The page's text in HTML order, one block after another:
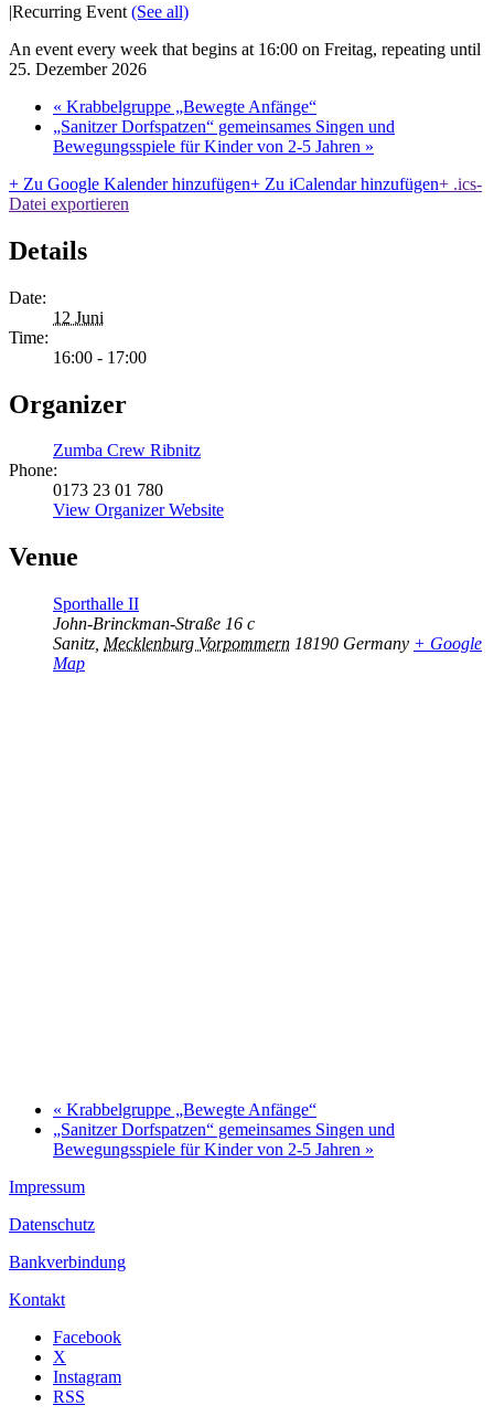
|Recurring Event (See all)
An event every week that begins at 16:00 on Freitag, repeating until
25. Dezember 2026
« Krabbelgruppe „Bewegte Anfänge“
„Sanitzer Dorfspatzen“ gemeinsames Singen und
Bewegungsspiele für Kinder von 2-5 Jahren »
+ Zu Google Kalender hinzufügen+ Zu iCalendar hinzufügen+ .ics-
Datei exportieren
Details
Date:
12 Juni
Time:
16:00 - 17:00
Organizer
Zumba Crew Ribnitz
Phone:
0173 23 01 780
View Organizer Website
Venue
Sporthalle II
John-Brinckman-Straße 16 c
Sanitz Mecklenburg Vorpommern 18190 Germany + Google
Map
« Krabbelgruppe „Bewegte Anfänge“
„Sanitzer Dorfspatzen“ gemeinsames Singen und
Bewegungsspiele für Kinder von 2-5 Jahren »
Impressum
Datenschutz
Bankverbindung
Kontakt
Facebook
X
Instagram
RSS